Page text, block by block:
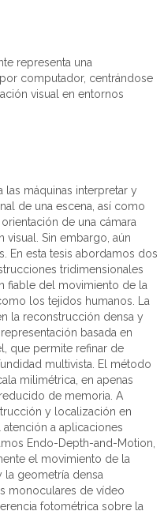
representa una
computador, centrándose
visual en entornos
las máquinas interpretar y
de una escena, así como
de una cámara
Sin embargo, aún
En esta tesis abordamos dos
tridimensionales
fiable del movimiento de la
los tejidos humanos. La
la reconstrucción densa y
basada en
que permite refinar de
multivista. El método
milimétrica, en apenas
de memoria. A
y localización en
a aplicaciones
Endo-Depth-and-Motion,
el movimiento de la
la geometría densa
monoculares de vídeo
fotométrica sobre la